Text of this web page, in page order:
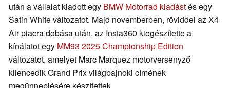
után a vállalat kiadott egy BMW Motorrad kiadástés egy
Satin White változatot. Majd novemberben, röviddel az X4
Air piacra dobása után, az Insta360 kiegészítette a
kínálatot egy MM93 2025 Championship Edition
változatot, amelyet Marc Marquez motorversenyző
kilencedik Grand Prix világbajnoki címének